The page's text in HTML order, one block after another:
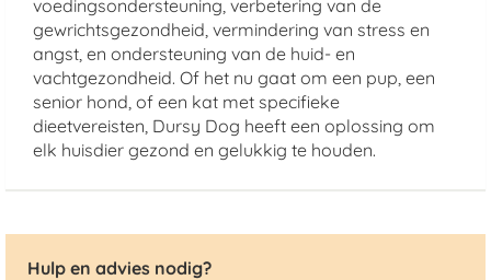
voedingsondersteuning, verbetering van de
gewrichtsgezondheid, vermindering van stress en
angst, en ondersteuning van de huid- en
vachtgezondheid. Of het nu gaat om een pup, een
senior hond, of een kat met specifieke
dieetvereisten, Dursy Dog heeft een oplossing om
elk huisdier gezond en gelukkig te houden.
Hulp en advies nodig?